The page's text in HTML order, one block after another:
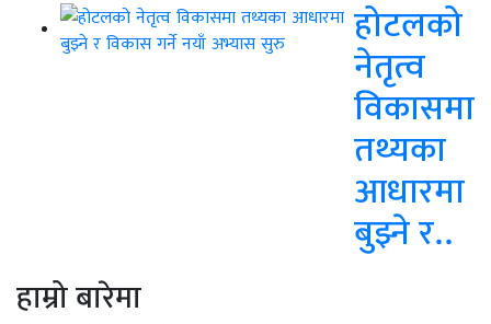
होटलको
नेतृत्व
विकासमा
तथ्यका
आधारमा
बुझ्ने र..
हाम्रो बारेमा